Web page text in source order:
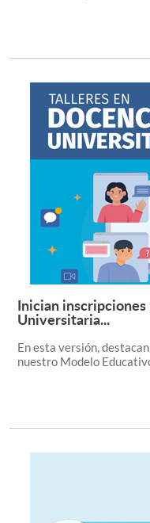
Inician inscripciones
Universitaria...
En esta versión,
nuestro Modelo